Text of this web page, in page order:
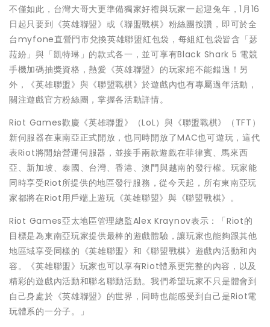
不僅如此，台灣大哥大更準備獨家好禮與玩家一起迎兔年，1月16
日起只要到《英雄聯盟》或《聯盟戰棋》粉絲團按讚，即可於全
台myfone直營門市兌換英雄聯盟紅包袋，每組紅包袋皆含「瑟
菈紛」與「凱特琳」的款式各一，並可享有Black Shark 5 電競
手機加碼抽獎資格，熱愛《英雄聯盟》的玩家絕不能錯過！另
外，《英雄聯盟》與《聯盟戰棋》於遊戲內也有專屬過年活動，
關注遊戲官方粉絲團，掌握各活動詳情。
Riot Games歡慶《英雄聯盟》（LoL）與《聯盟戰棋》（TFT）
新伺服器在東南亞正式開放，也同時開放了MAC也可遊玩，這代
表Riot將開始營運伺服器，並接手兩款遊戲在菲律賓、馬來西
亞、新加坡、泰國、台灣、香港、澳門與越南的發行權。玩家能
同時享受Riot所提供的地區發行服務，從今天起，所有東南亞玩
家都將在Riot用戶端上遊玩《英雄聯盟》與《聯盟戰棋》。
Riot Games亞太地區管理總監Alex Kraynov表示：「Riot的
目標是為東南亞玩家提供最棒的遊戲體驗，讓玩家也能夠跟其他
地區域享受同樣的《英雄聯盟》和《聯盟戰棋》遊戲內活動和內
容。《英雄聯盟》玩家也可以享有Riot體系更完整的內容，以及
精彩的遊戲內活動和聯名聯動活動。我們希望玩家不只是體會到
自己身處於《英雄聯盟》的世界，同時也能感受到自己是Riot電
玩體系的一分子。」